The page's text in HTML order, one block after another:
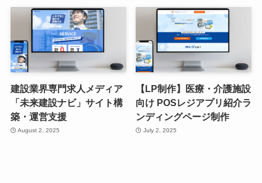
建設業界専門求人メディア
「未来建設ナビ」サイト構
築・運営支援
August 2, 2025
【LP制作】医療・介護施設
向け POSレジアプリ紹介ラ
ンディングページ制作
July 2, 2025